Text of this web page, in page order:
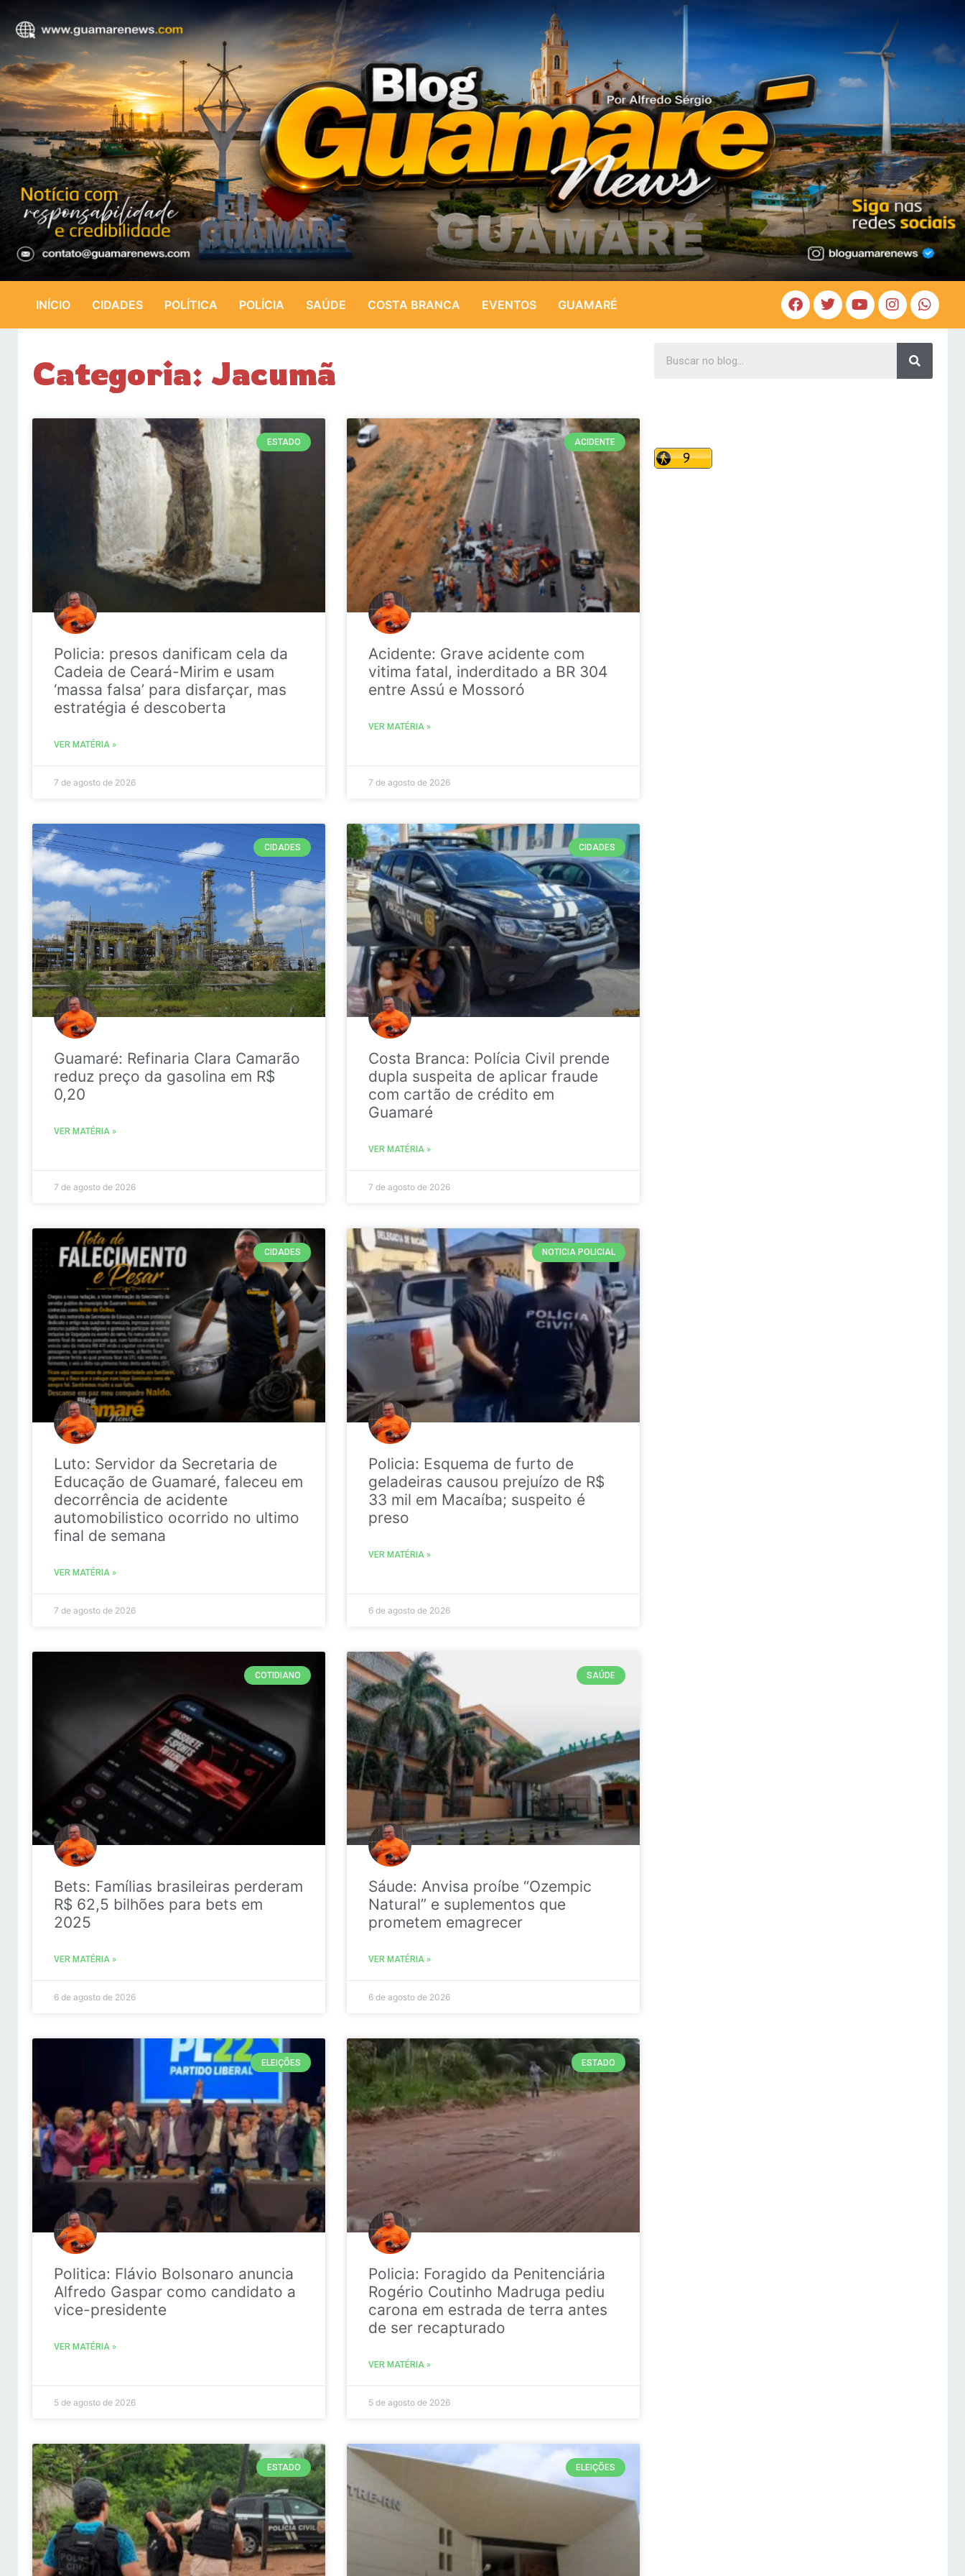
INÍCIO CIDADES POLÍTICA POLÍCIA SAÚDE COSTA BRANCA EVENTOS GUAMARÉ
Categoria: Jacumã
ESTADO
Policia: presos danificam cela da
Cadeia de Ceará-Mirim e usam
‘massa falsa’ para disfarçar, mas
estratégia é descoberta
VER MATÉRIA »
7 de agosto de 2026
ACIDENTE
Acidente: Grave acidente com
vitima fatal, inderditado a BR 304
entre Assú e Mossoró
VER MATÉRIA »
7 de agosto de 2026
CIDADES
Guamaré: Refinaria Clara Camarão
reduz preço da gasolina em R$
0,20
VER MATÉRIA »
7 de agosto de 2026
CIDADES
Costa Branca: Polícia Civil prende
dupla suspeita de aplicar fraude
com cartão de crédito em
Guamaré
VER MATÉRIA »
7 de agosto de 2026
CIDADES
Luto: Servidor da Secretaria de
Educação de Guamaré, faleceu em
decorrência de acidente
automobilistico ocorrido no ultimo
final de semana
VER MATÉRIA »
7 de agosto de 2026
NOTICIA POLICIAL
Policia: Esquema de furto de
geladeiras causou prejuízo de R$
33 mil em Macaíba; suspeito é
preso
VER MATÉRIA »
6 de agosto de 2026
COTIDIANO
Bets: Famílias brasileiras perderam
R$ 62,5 bilhões para bets em
2025
VER MATÉRIA »
6 de agosto de 2026
SAÚDE
Sáude: Anvisa proíbe “Ozempic
Natural” e suplementos que
prometem emagrecer
VER MATÉRIA »
6 de agosto de 2026
ELEIÇÕES
Politica: Flávio Bolsonaro anuncia
Alfredo Gaspar como candidato a
vice-presidente
VER MATÉRIA »
5 de agosto de 2026
ESTADO
Policia: Foragido da Penitenciária
Rogério Coutinho Madruga pediu
carona em estrada de terra antes
de ser recapturado
VER MATÉRIA »
5 de agosto de 2026
ESTADO ELEIÇÕES